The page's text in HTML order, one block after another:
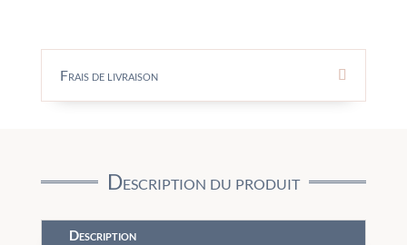
Frais de livraison
Description du produit
Description